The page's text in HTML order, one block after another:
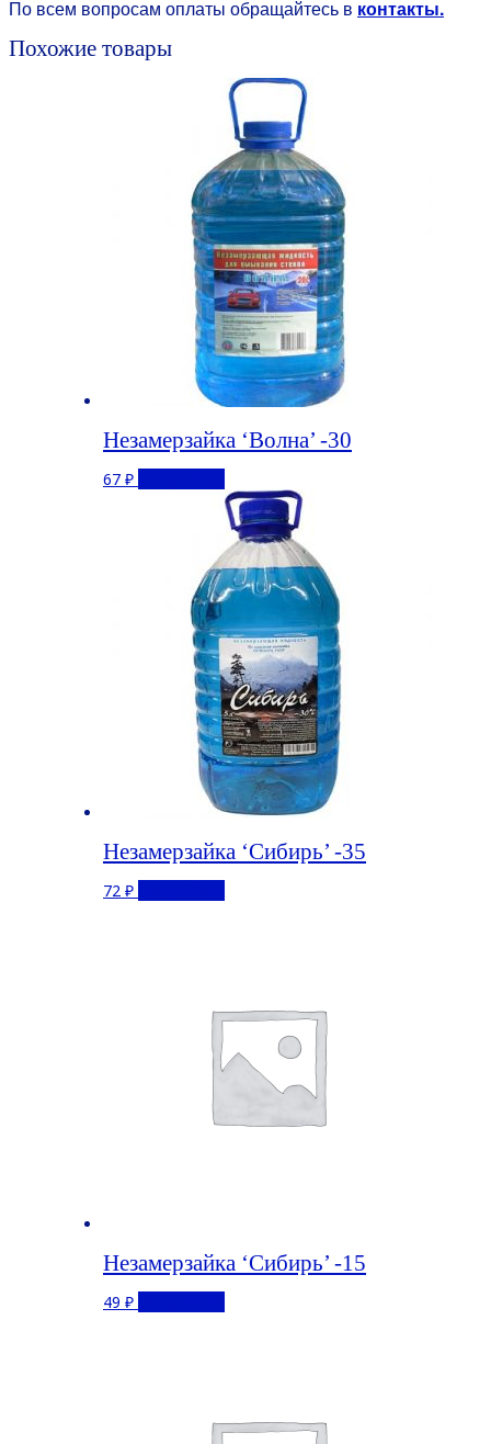
По всем вопросам оплаты обращайтесь в контакты.
Похожие товары
Незамерзайка ‘Волна’ -30
67 ₽
Незамерзайка ‘Сибирь’ -35
72 ₽
Незамерзайка ‘Сибирь’ -15
49 ₽